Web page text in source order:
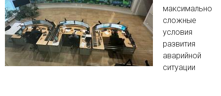
максимально
сложные
условия
развития
аварийной
ситуации